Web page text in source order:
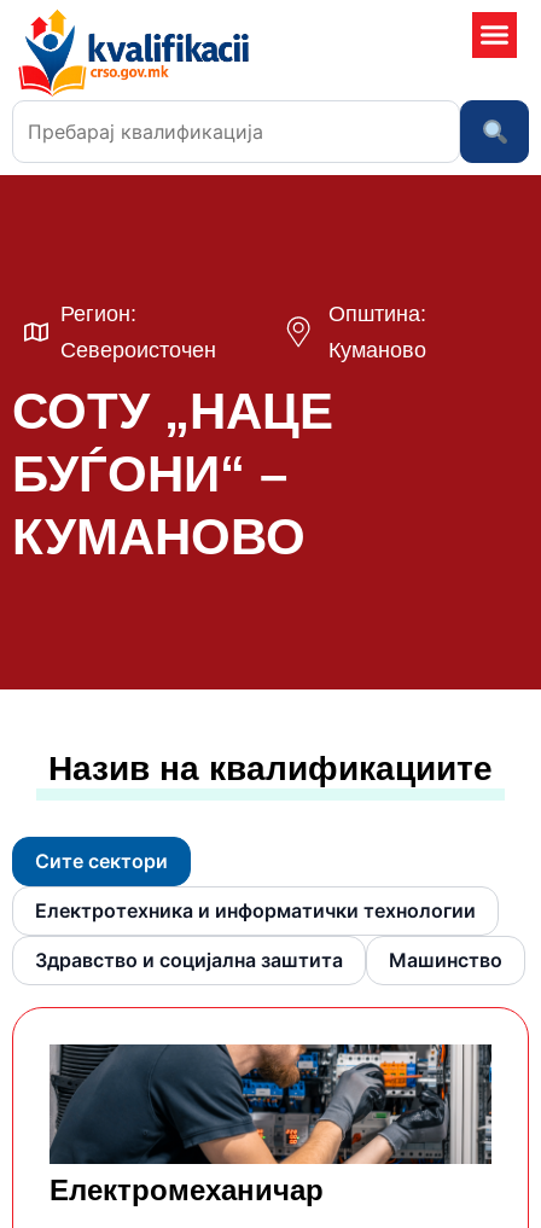
Регион:
Североисточен
Општина:
Куманово
СОТУ „НАЦЕ
БУЃОНИ“ –
КУМАНОВО
Назив на квалификациите
Сите сектори
Електротехника и информатички технологии
Здравство и социјална заштита Машинство
Електромеханичар